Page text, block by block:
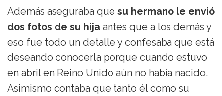
Además aseguraba que su hermano le envió
dos fotos de su hija antes que a los demás y
eso fue todo un detalle y confesaba que está
deseando conocerla porque cuando estuvo
en abril en Reino Unido aún no había nacido.
Asimismo contaba que tanto él como su